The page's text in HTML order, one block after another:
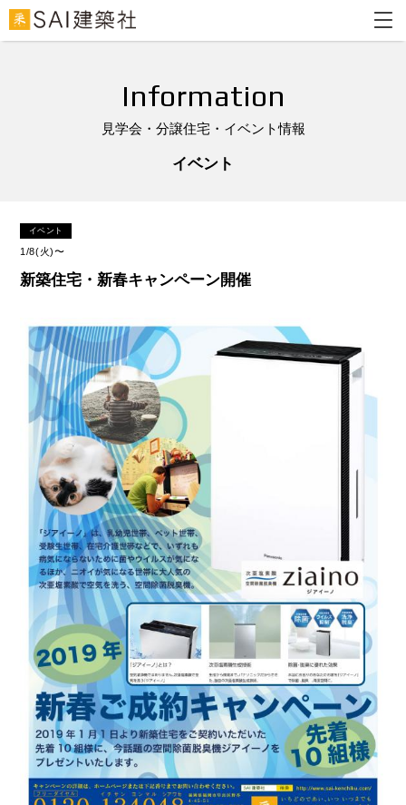
Information
見学会・分譲住宅・イベント情報
イベント
イベント
1/8(火)〜
新築住宅・新春キャンペーン開催